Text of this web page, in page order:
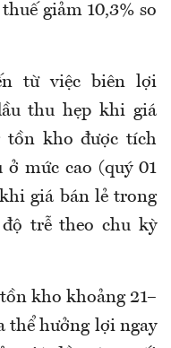
giảm 10,3% so
từ việc biên lợi
thu hẹp khi giá
tồn kho được tích
mức cao (quý 01
giá bán lẻ trong
trễ theo chu kỳ
kho khoảng 21–
thể hưởng lợi ngay